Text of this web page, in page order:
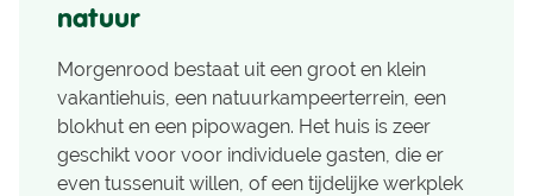
natuur
Morgenrood bestaat uit een groot en klein
vakantiehuis, een natuurkampeerterrein, een
blokhut en een pipowagen. Het huis is zeer
geschikt voor voor individuele gasten, die er
even tussenuit willen, of een tijdelijke werkplek